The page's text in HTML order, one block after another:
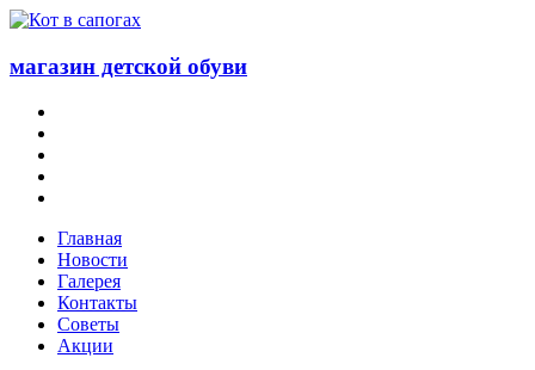
магазин детской обуви
Главная
Новости
Галерея
Контакты
Советы
Акции